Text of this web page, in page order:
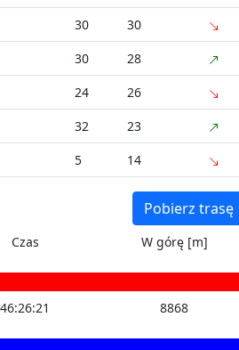
30
30
30
28
24
26
32
23
5
14
Pobierz trasę
Czas W górę [m]
46:26:21 8868